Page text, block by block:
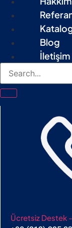
Blog
İletişim
Ücretsiz Destek -